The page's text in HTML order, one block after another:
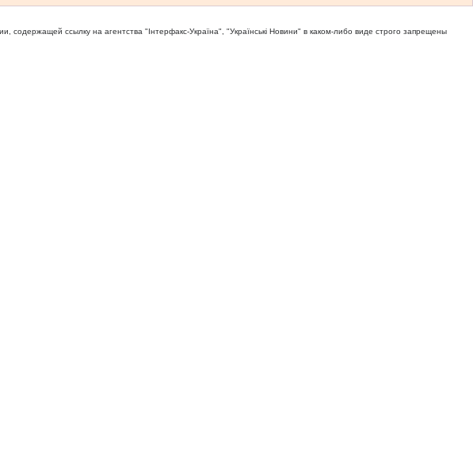
содержащей ссылку на агентства "Iнтерфакс-Україна", "Українськi Новини" в каком-либо виде строго запрещены